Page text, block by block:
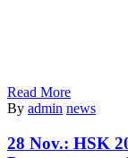
Read More
By admin news
28 Nov.: HSK